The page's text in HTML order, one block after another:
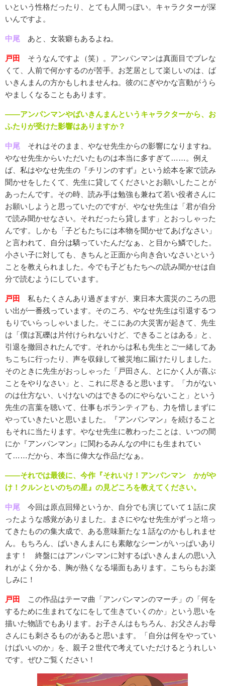
いという性格だったり、とても人間っぽい。キャラクターが深
いんですよ。
中尾 あと、女装癖もあるよね。
戸田
そうなんですよ（笑）。アンパンマンは真面目でブレな
くて、人前で何かするのが苦手。お芝居として楽しいのは、ば
いきんまんの方かもしれませんね。彼のにぎやかな言動がうら
やましくなることもあります。
――アンパンマンやばいきんまんというキャラクターから、お
ふたりが受けた影響はありますか？
中尾 それはそのまま、やなせ先生からの影響になりますね。
やなせ先生からいただいたものは本当に多すぎて……。例え
ば、私はやなせ先生の『チリンのすず』という絵本を家で読み
聞かせをしたくて、先生に貸してくださいとお願いしたことが
あったんです。その時、読み手は勉強も兼ねて若い役者さんに
お願いしようと思っていたのですが、やなせ先生は「君が自分
で読み聞かせなさい。それだったら貸します」とおっしゃった
んです。しかも「子どもたちには本物を聞かせてあげなさい」
と言われて、自分は驕っていたんだなぁ、と目から鱗でした。
小さい子に対しても、きちんと正面から向き合いなさいという
ことを教えられました。今でも子どもたちへの読み聞かせは自
分で読むようにしています。
戸田
私もたくさんあり過ぎますが、東日本大震災のころの思
い出が一番残っています。そのころ、やなせ先生は引退するつ
もりでいらっしゃいました。そこにあの大災害が起きて、先生
は「僕は瓦礫は片付けられないけど、できることはある」と、
引退を撤回されたんです。それからは私も先生とご一緒してあ
ちこちに行ったり、声を収録して被災地に届けたりしました。
そのときに先生がおっしゃった「戸田さん、とにかく人が喜ぶ
ことをやりなさい」と、これに尽きると思います。「力がない
のは仕方ない、いけないのはできるのにやらないこと」という
先生の言葉を聴いて、仕事もボランティアも、力を惜しまずに
やっていきたいと思いました。『アンパンマン』を続けること
もそれに当たります。やなせ先生に教わったことは、いつの間
にか『アンパンマン』に関わるみんなの中にも生まれてい
て……だから、本当に偉大な作品だなぁ。
――それでは最後に、今作『それいけ！アンパンマン かがや
け！クルンといのちの星』の見どころを教えてください。
中尾 今回は原点回帰というか、自分でも演じていて１話に戻
ったような感覚がありました。まさにやなせ先生がずっと培っ
てきたものの集大成で、ある意味新たな１話なのかもしれませ
ん。もちろん、ばいきんまんにも素敵なシーンがいっぱいあり
ます！ 終盤にはアンパンマンに対するばいきんまんの思い入
れがよく分かる、胸が熱くなる場面もあります。こちらもお楽
しみに！
戸田
この作品はテーマ曲「アンパンマンのマーチ」の「何を
するために生まれてなにをして生きていくのか」という思いを
描いた物語でもあります。お子さんはもちろん、お父さんお母
さんにも刺さるものがあると思います。「自分は何をやってい
けばいいのか」を、親子２世代で考えていただけるとうれしい
です。ぜひご覧ください！